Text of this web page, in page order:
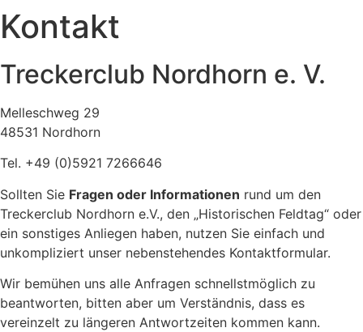
Kontakt
Treckerclub Nordhorn e. V.
Melleschweg 29
48531 Nordhorn
Tel. +49 (0)5921 7266646
Sollten Sie Fragen oder Informationen rund um den
Treckerclub Nordhorn e.V., den „Historischen Feldtag“ oder
ein sonstiges Anliegen haben, nutzen Sie einfach und
unkompliziert unser nebenstehendes Kontaktformular.
Wir bemühen uns alle Anfragen schnellstmöglich zu
beantworten, bitten aber um Verständnis, dass es
vereinzelt zu längeren Antwortzeiten kommen kann.